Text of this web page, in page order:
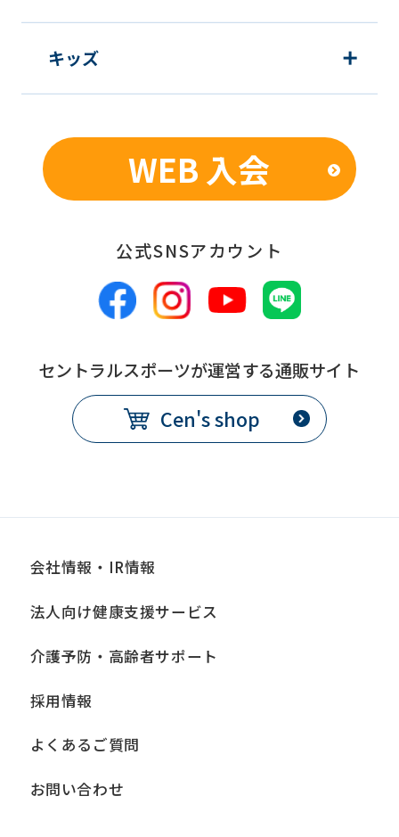
We
you
understand
this
using
service.
Automatic
キッズ
WEB 入会
公式SNSアカウント
セントラルスポーツが運営する通販サイト
Cen's shop
会社情報・IR情報
法人向け健康支援サービス
介護予防・高齢者サポート
採用情報
よくあるご質問
お問い合わせ